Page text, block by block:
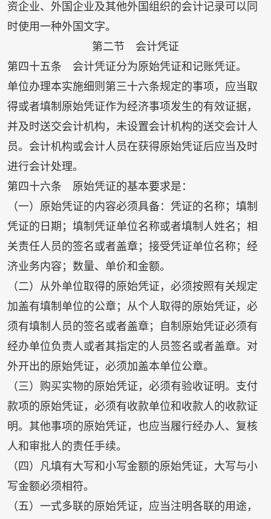
资企业、外国企业及其他外国组织的会计记录可以同
时使用一种外国文字。
第二节 会计凭证
第四十五条 会计凭证分为原始凭证和记账凭证。
单位办理本实施细则第三十六条规定的事项，应当取
得或者填制原始凭证作为经济事项发生的有效证据，
并及时送交会计机构，未设置会计机构的送交会计人
员。会计机构或会计人员在获得原始凭证后应当及时
进行会计处理。
第四十六条 原始凭证的基本要求是：
（一）原始凭证的内容必须具备：凭证的名称；填制
凭证的日期；填制凭证单位名称或者填制人姓名；相
关责任人员的签名或者盖章；接受凭证单位名称；经
济业务内容；数量、单价和金额。
（二）从外单位取得的原始凭证，必须按照有关规定
加盖有填制单位的公章；从个人取得的原始凭证，必
须有填制人员的签名或者盖章；自制原始凭证必须有
经办单位负责人或者其指定的人员签名或者盖章。对
外开出的原始凭证，必须加盖本单位公章。
（三）购买实物的原始凭证，必须有验收证明。支付
款项的原始凭证，必须有收款单位和收款人的收款证
明。其他事项的原始凭证，也应当履行经办人、复核
人和审批人的责任手续。
（四）凡填有大写和小写金额的原始凭证，大写与小
写金额必须相符。
（五）一式多联的原始凭证，应当注明各联的用途，